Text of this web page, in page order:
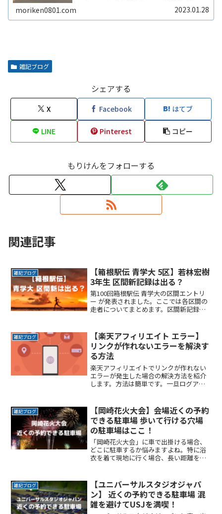
ク板のないコインパーキングの使い方や、ロック板がない
と不正に使われないの？などその辺りも含めて解説しま
moriken0801.com 2023.01.28
雑記ブログ
シェアする
X Facebook はてブ
LINE Pinterest コピー
もりけんをフォローする
関連記事
雑記ブログ
【箱根駅伝 青学大 5区】若林宏樹
3年生 区間新記録は出る？
第100回箱根駅伝 青学大の区間エントリ
ー が発表されました。ここでは各区間の
走者についてまとめます。区間新記録が
ー 発表‼️【応援拠点一覧】（往路19・復
路22ReadMore...
雑記ブログ
【楽天アフィリエイト エラー】
リンクが作れないエラーを解決す
る方法
楽天アフィリエイトでリンクが作れない
エラーが発生した場合の解決方法を紹介
します。方法は簡単です。一旦ログアウ
表示させているブラウザがGoogle
chromeだった場合、Edgeなど別のブラ
ウザに変更してみてください。
雑記ブログ
【岡崎花火大会】会場近くの予約
できる駐車場 歩いて行ける穴場
の駐車場はここ！
「岡崎花火大会」に車で出掛ける場合、
どこに駐車するか悩みますよね。特に浴
衣を着て現地に行く場合、長い距離を歩
心感が欲しい時間料金を気にせず楽しみ
たい駐車場を探すのに時間ReadMore...
雑記ブログ
【ユニバーサルスタジオジャパ
ン】 近くの予約できる駐車場 混
雑を避けてUSJを満喫！